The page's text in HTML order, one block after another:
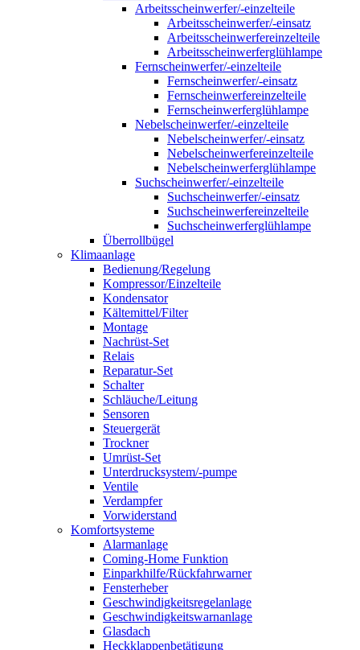
Arbeitsscheinwerfer/-einzelteile
Arbeitsscheinwerfer/-einsatz
Arbeitsscheinwerfereinzelteile
Arbeitsscheinwerferglühlampe
Fernscheinwerfer/-einzelteile
Fernscheinwerfer/-einsatz
Fernscheinwerfereinzelteile
Fernscheinwerferglühlampe
Nebelscheinwerfer/-einzelteile
Nebelscheinwerfer/-einsatz
Nebelscheinwerfereinzelteile
Nebelscheinwerferglühlampe
Suchscheinwerfer/-einzelteile
Suchscheinwerfer/-einsatz
Suchscheinwerfereinzelteile
Suchscheinwerferglühlampe
Überrollbügel
Klimaanlage
Bedienung/Regelung
Kompressor/Einzelteile
Kondensator
Kältemittel/Filter
Montage
Nachrüst-Set
Relais
Reparatur-Set
Schalter
Schläuche/Leitung
Sensoren
Steuergerät
Trockner
Umrüst-Set
Unterdrucksystem/-pumpe
Ventile
Verdampfer
Vorwiderstand
Komfortsysteme
Alarmanlage
Coming-Home Funktion
Einparkhilfe/Rückfahrwarner
Fensterheber
Geschwindigkeitsregelanlage
Geschwindigkeitswarnanlage
Glasdach
Heckklappenbetätigung